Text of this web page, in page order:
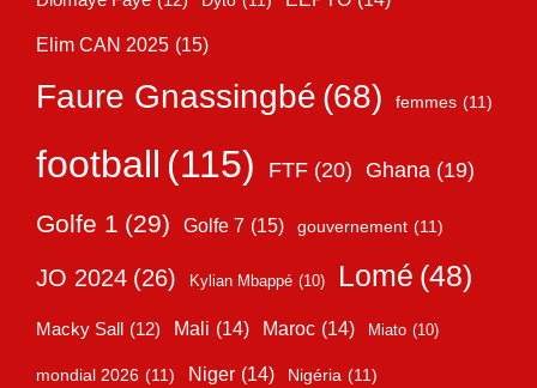
Elim CAN 2025 (15)
Faure Gnassingbé (68) femmes (11)
football (115) FTF (20) Ghana (19)
Golfe 1 (29) Golfe 7 (15) gouvernement (11)
JO 2024 (26) Kylian Mbappé (10) Lomé (48)
Macky Sall (12) Mali (14) Maroc (14) Miato (10)
mondial 2026 (11) Niger (14) Nigéria (11)